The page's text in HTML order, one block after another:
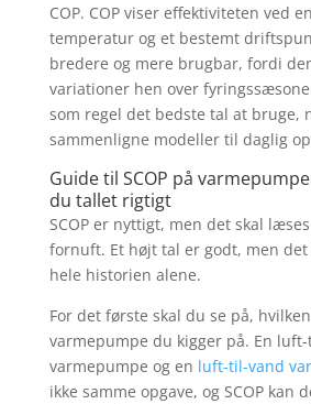
COP. COP viser effektiviteten ved
temperatur og et bestemt
bredere og mere brugbar, fordi
variationer hen over
som regel det bedste tal at bruge,
sammenligne modeller til daglig
Guide til SCOP på
du tallet rigtigt
SCOP er nyttigt, men det skal
fornuft. Et højt tal er godt, men
hele historien alene.
For det første skal du se på,
varmepumpe du kigger på. En
varmepumpe og en luft-til-vand
ikke samme opgave, og SCOP kan